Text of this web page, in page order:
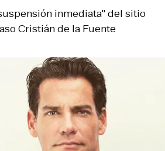
inmediata" del sitio
Cristián de la Fuente